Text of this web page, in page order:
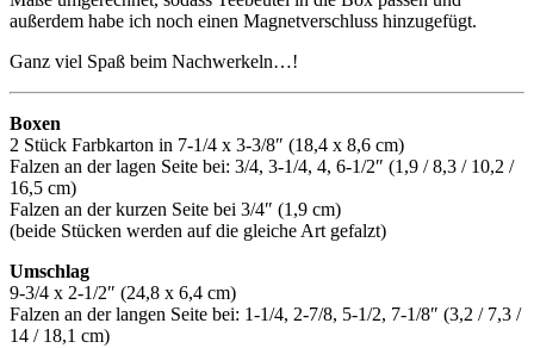
außerdem habe ich noch einen Magnetverschluss hinzugefügt.
Ganz viel Spaß beim Nachwerkeln…!
Boxen
2 Stück Farbkarton in 7-1/4 x 3-3/8″ (18,4 x 8,6 cm)
Falzen an der lagen Seite bei: 3/4, 3-1/4, 4, 6-1/2″ (1,9 / 8,3 / 10,2 /
16,5 cm)
Falzen an der kurzen Seite bei 3/4″ (1,9 cm)
(beide Stücken werden auf die gleiche Art gefalzt)
Umschlag
9-3/4 x 2-1/2″ (24,8 x 6,4 cm)
Falzen an der langen Seite bei: 1-1/4, 2-7/8, 5-1/2, 7-1/8″ (3,2 / 7,3 /
14 / 18,1 cm)